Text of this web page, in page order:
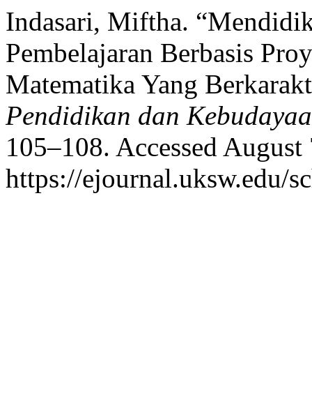
Indasari, Miftha.
Pembelajaran Berbasis
Matematika Yang
Pendidikan dan
105–108. Accessed
https://ejournal.uksw.edu/